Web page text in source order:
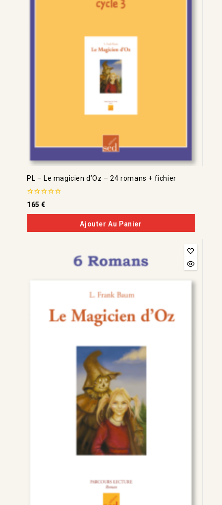
PL – Le magicien d’Oz – 24 romans + fichier
0
de
5
165€
Ajouter Au Panier